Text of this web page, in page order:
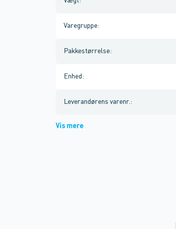
Varegruppe:
Pakkestørrelse:
Enhed :
Leverandørens varenr. :
Vis mere